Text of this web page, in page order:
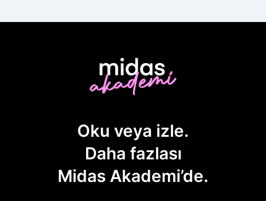
Oku veya izle.
Daha fazlası
Midas Akademi’de.